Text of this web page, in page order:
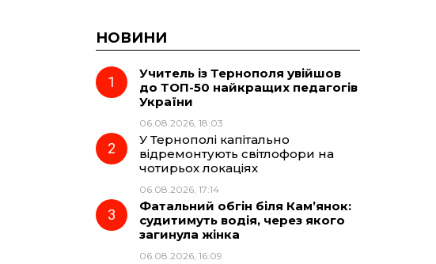
НОВИНИ
Учитель із Тернополя увійшов
до ТОП-50 найкращих педагогів
України
06.08.2026, 18:03
У Тернополі капітально
відремонтують світлофори на
чотирьох локаціях
06.08.2026, 17:14
Фатальний обгін біля Кам’янок:
судитимуть водія, через якого
загинула жінка
06.08.2026, 16:09